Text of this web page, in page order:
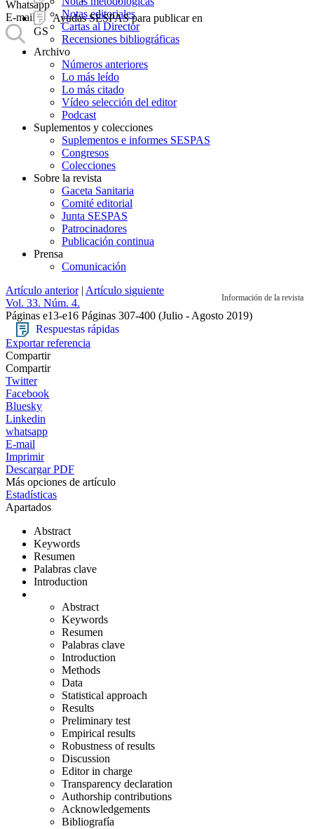
Ayudas SESPAS para publicar en
GS
Whatsapp
E-mail
Notas editoriales
Cartas al Director
Recensiones bibliográficas
Archivo
Números anteriores
Lo más leído
Lo más citado
Vídeo selección del editor
Podcast
Suplementos y colecciones
Suplementos e informes SESPAS
Congresos
Colecciones
Sobre la revista
Gaceta Sanitaria
Comité editorial
Junta SESPAS
Patrocinadores
Publicación continua
Prensa
Comunicación
Información de la revista
Artículo anterior| Artículo siguiente
Vol. 33. Núm. 4.
Páginas e13-e16 Páginas 307-400 (Julio - Agosto 2019)
Respuestas rápidas
Exportar referencia
Compartir
Compartir
Twitter
Facebook
Bluesky
Linkedin
whatsapp
E-mail
Imprimir
Descargar PDF
Más opciones de artículo
Estadísticas
Apartados
Abstract
Keywords
Resumen
Palabras clave
Introduction
Abstract
Keywords
Resumen
Palabras clave
Introduction
Methods
Data
Statistical approach
Results
Preliminary test
Empirical results
Robustness of results
Discussion
Editor in charge
Transparency declaration
Authorship contributions
Acknowledgements
Bibliografía